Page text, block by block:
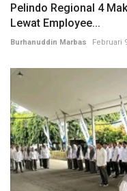
Pelindo Regional 4
Lewat Employee...
Burhanuddin Marbas Februari